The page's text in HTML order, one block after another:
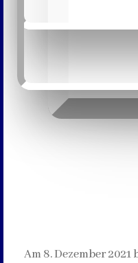
Am 8. Dezember